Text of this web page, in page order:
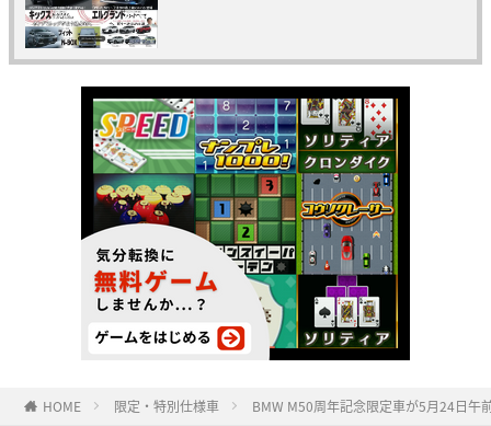
HOME 限定・特別仕様車 BMW M50周年記念限定車が5月24日午